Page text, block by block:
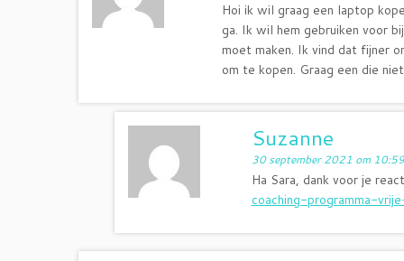
Hoi ik wil graag een laptop
ga. Ik wil hem gebruiken voor
moet maken. Ik vind dat fijner
om te kopen. Graag een die
Suzanne
30 september 2021 om 10:59
Ha Sara, dank voor je
coaching-programma-